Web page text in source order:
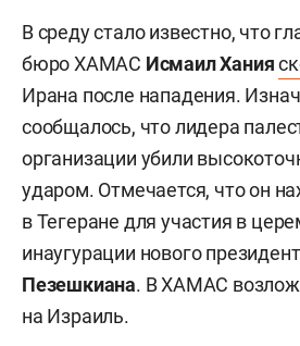
В среду стало известно, что
бюро ХАМАС Исмаил Хания
Ирана после нападения.
сообщалось, что лидера
организации убили
ударом. Отмечается, что он
в Тегеране для участия в
инаугурации нового
Пезешкиана. В ХАМАС
на Израиль.